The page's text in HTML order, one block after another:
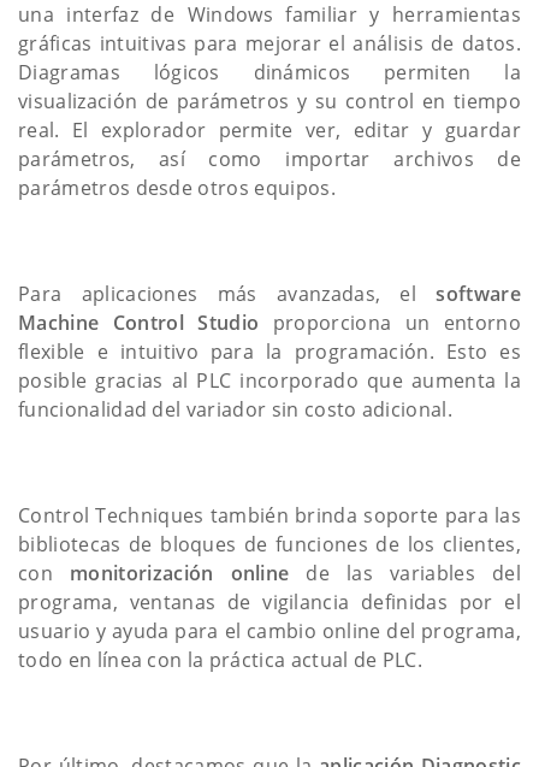
una interfaz de Windows familiar y herramientas
gráficas intuitivas para mejorar el análisis de datos.
Diagramas lógicos dinámicos permiten la
visualización de parámetros y su control en tiempo
real. El explorador permite ver, editar y guardar
parámetros, así como importar archivos de
parámetros desde otros equipos.
Para aplicaciones más avanzadas, elsoftware
Machine Control Studio proporciona un entorno
flexible e intuitivo para la programación. Esto es
posible gracias al PLC incorporado que aumenta la
funcionalidad del variador sin costo adicional.
Control Techniques también brinda soporte para las
bibliotecas de bloques de funciones de los clientes,
con monitorización online de las variables del
programa, ventanas de vigilancia definidas por el
usuario y ayuda para el cambio online del programa,
todo en línea con la práctica actual de PLC.